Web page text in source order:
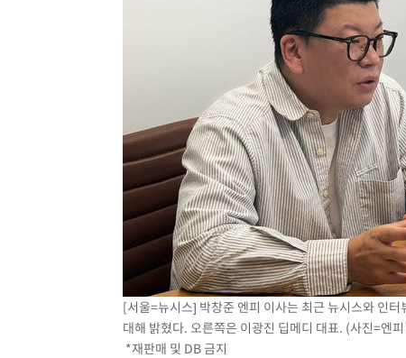
[서울=뉴시스] 박창준 엔피 이사는 최근 뉴시스와 인
대해 밝혔다. 오른쪽은 이광진 딥메디 대표. (사진=엔
*재판매 및 DB 금지